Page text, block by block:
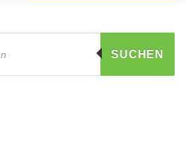
SUCHEN